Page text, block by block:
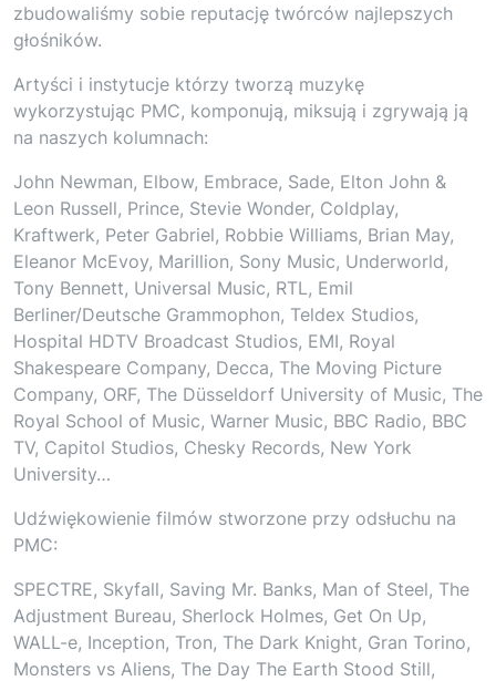
zbudowaliśmy sobie reputację twórców najlepszych
głośników.
Artyści i instytucje którzy tworzą muzykę
wykorzystując PMC, komponują, miksują i zgrywają ją
na naszych kolumnach:
John Newman, Elbow, Embrace, Sade, Elton John &
Leon Russell, Prince, Stevie Wonder, Coldplay,
Kraftwerk, Peter Gabriel, Robbie Williams, Brian May,
Eleanor McEvoy, Marillion, Sony Music, Underworld,
Tony Bennett, Universal Music, RTL, Emil
Berliner/Deutsche Grammophon, Teldex Studios,
Hospital HDTV Broadcast Studios, EMI, Royal
Shakespeare Company, Decca, The Moving Picture
Company, ORF, The Düsseldorf University of Music, The
Royal School of Music, Warner Music, BBC Radio, BBC
TV, Capitol Studios, Chesky Records, New York
University…
Udźwiękowienie filmów stworzone przy odsłuchu na
PMC:
SPECTRE, Skyfall, Saving Mr. Banks, Man of Steel, The
Adjustment Bureau, Sherlock Holmes, Get On Up,
WALL-e, Inception, Tron, The Dark Knight, Gran Torino,
Monsters vs Aliens, The Day The Earth Stood Still,